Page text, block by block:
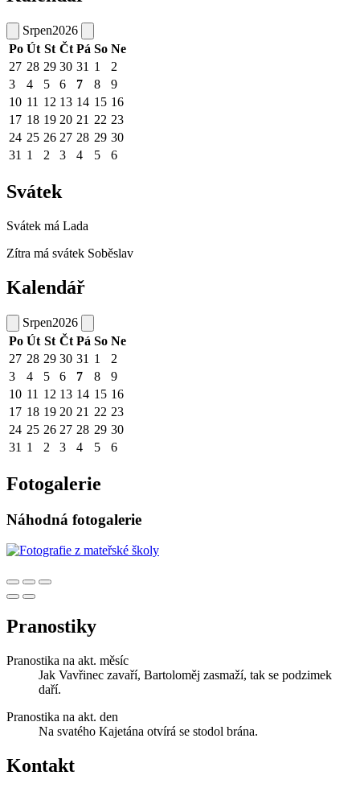
Srpen2026
Po Út St Čt Pá So Ne
27 28 29 30 31 1
2
3
4 5 6 7 8
9
10 11 12 13 14 15 16
17 18 19 20 21 22 23
24 25 26 27 28 29 30
31 1 2 3 4 5 6
Svátek
Svátek má Lada
Zítra má svátek Soběslav
Kalendář
Srpen2026
Po Út St Čt Pá So Ne
27 28 29 30 31 1
2
3
4 5 6 7 8
9
10 11 12 13 14 15 16
17 18 19 20 21 22 23
24 25 26 27 28 29 30
31 1 2 3 4 5 6
Fotogalerie
Náhodná fotogalerie
Pranostiky
Pranostika na akt. měsíc
Jak Vavřinec zavaří, Bartoloměj zasmaží, tak se podzimek
daří.
Pranostika na akt. den
Na svatého Kajetána otvírá se stodol brána.
Kontakt